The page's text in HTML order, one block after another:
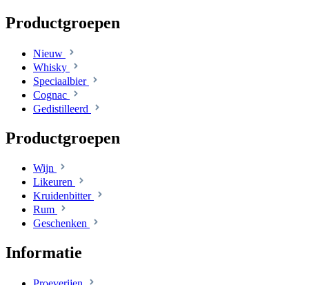
Productgroepen
Nieuw
Whisky
Speciaalbier
Cognac
Gedistilleerd
Productgroepen
Wijn
Likeuren
Kruidenbitter
Rum
Geschenken
Informatie